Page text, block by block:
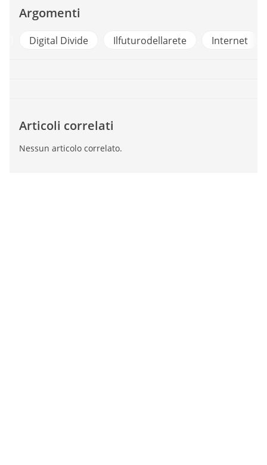
Argomenti
Digital Divide Ilfuturodellarete Internet
Articoli correlati
Nessun articolo correlato.